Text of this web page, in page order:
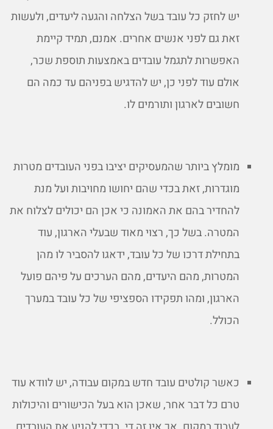
יש לחזק כל עובד בשל הצלחה והגעה ליעדים, ולעשות
זאת גם לפני אנשים אחרים. אמנם, תמיד קיימת
האפשרות לתגמל עובדים באמצעות תוספת שכר,
אולם עוד לפני כן, יש להדגיש בפניהם עד כמה הם
חשובים לארגון ותורמים לו.
מומלץ ביותר שהמעסיקים יציבו בפני העובדים מטרות
מוגדרות, זאת בכדי שהם יחושו מחויבות ועל מנת
להחדיר בהם את האמונה כי אכן הם יכולים לצלוח את
המטרה. בשל כך, רצוי מאוד שבעלי הארגון, עוד
בתחילת דרכו של כל עובד, ידאגו להסביר לו מהן
המטרות, מהם היעדים, מהם הערכים על פיהם פועל
הארגון, ומהו תפקידו הספציפי של כל עובד במערך
הכולל.
כאשר קולטים עובד חדש במקום עבודה, יש לוודא עוד
טרם כל דבר אחר, שאכן הוא בעל הכישורים והיכולות